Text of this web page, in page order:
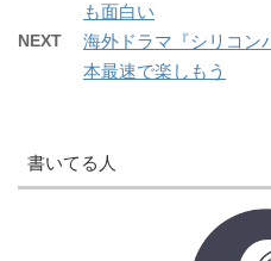
も面白い
NEXT
海外ドラマ『シリコン
本最速で楽しもう
書いてる人